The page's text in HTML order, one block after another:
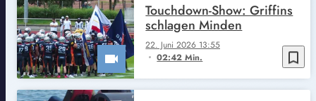
bookmark_border
22. Juni 2026 13:55
02:42 Min.
Touchdown-Show: Griffins
schlagen Minden